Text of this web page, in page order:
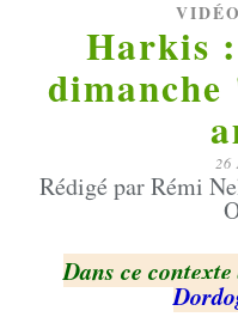
Harkis
26
Rédigé par Rémi
Dans ce